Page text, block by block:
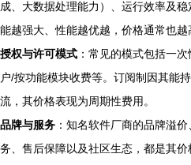
成、大数据处理能力）、运行效率及
能越强大、性能越优越，价格通常也越
授权与许可模式 ：常见的模式包括一
户/按功能模块收费等。订阅制因其能
流，其价格表现为周期性费用。
品牌与服务 ：知名软件厂商的品牌溢
务、售后保障以及社区生态，都是其